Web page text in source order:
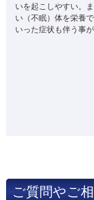
いを起こしやすい。
い（不眠）体を栄養
いった症状も伴う事が
ご質問やご